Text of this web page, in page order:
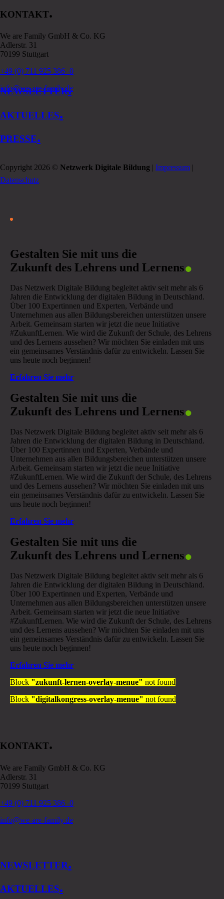
KONTAKT.
We are Family GmbH & Co. KG
Adlerstr. 31
70199 Stuttgart
+49 (0) 711 925 386 -0
info@we-are-family.de
NEWSLETTER.
AKTUELLES.
PRESSE.
Copyright 2026 © Netzwerk Digitale Bildung | Impressum |
Datenschutz
Gestalten Sie mit uns die
Zukunft des Lehrens und Lernens.
Das Netzwerk Digitale Bildung begleitet aktiv seit mehr als 6
Jahren die Entwicklung der digitalen Bildung in Deutschland.
Über 100 Expertinnen und Experten, Verbände und
Unternehmen aus allen Bildungsbereichen unterstützen unsere
Arbeit. Gemeinsam starten wir jetzt die neue Initiative
#ZukunftLernen. Wie wird die Zukunft der Schule, des Lehrens
und des Lernens aussehen? Wir möchten Sie einladen mit uns
ein gemeinsames Verständnis dafür zu entwickeln. Lassen Sie
uns heute noch beginnen!
Erfahren Sie mehr
Gestalten Sie mit uns die
Zukunft des Lehrens und Lernens.
Das Netzwerk Digitale Bildung begleitet aktiv seit mehr als 6
Jahren die Entwicklung der digitalen Bildung in Deutschland.
Über 100 Expertinnen und Experten, Verbände und
Unternehmen aus allen Bildungsbereichen unterstützen unsere
Arbeit. Gemeinsam starten wir jetzt die neue Initiative
#ZukunftLernen. Wie wird die Zukunft der Schule, des Lehrens
und des Lernens aussehen? Wir möchten Sie einladen mit uns
ein gemeinsames Verständnis dafür zu entwickeln. Lassen Sie
uns heute noch beginnen!
Erfahren Sie mehr
Gestalten Sie mit uns die
Zukunft des Lehrens und Lernens.
Das Netzwerk Digitale Bildung begleitet aktiv seit mehr als 6
Jahren die Entwicklung der digitalen Bildung in Deutschland.
Über 100 Expertinnen und Experten, Verbände und
Unternehmen aus allen Bildungsbereichen unterstützen unsere
Arbeit. Gemeinsam starten wir jetzt die neue Initiative
#ZukunftLernen. Wie wird die Zukunft der Schule, des Lehrens
und des Lernens aussehen? Wir möchten Sie einladen mit uns
ein gemeinsames Verständnis dafür zu entwickeln. Lassen Sie
uns heute noch beginnen!
Erfahren Sie mehr
Block "zukunft-lernen-overlay-menue" not found
Block "digitalkongress-overlay-menue" not found
KONTAKT.
We are Family GmbH & Co. KG
Adlerstr. 31
70199 Stuttgart
+49 (0) 711 925 386 -0
info@we-are-family.de
NEWSLETTER.
AKTUELLES.